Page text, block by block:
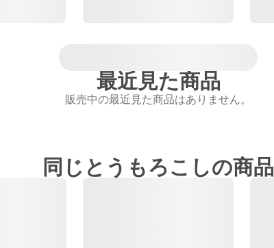
最近見た商品
販売中の最近見た商品はありません。
同じとうもろこしの商品